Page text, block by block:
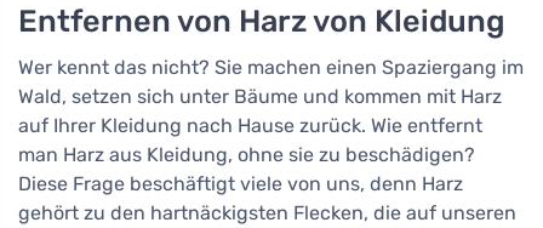
Entfernen von Harz von Kleidung
Wer kennt das nicht? Sie machen einen Spaziergang im
Wald, setzen sich unter Bäume und kommen mit Harz
auf Ihrer Kleidung nach Hause zurück. Wie entfernt
man Harz aus Kleidung, ohne sie zu beschädigen?
Diese Frage beschäftigt viele von uns, denn Harz
gehört zu den hartnäckigsten Flecken, die auf unseren